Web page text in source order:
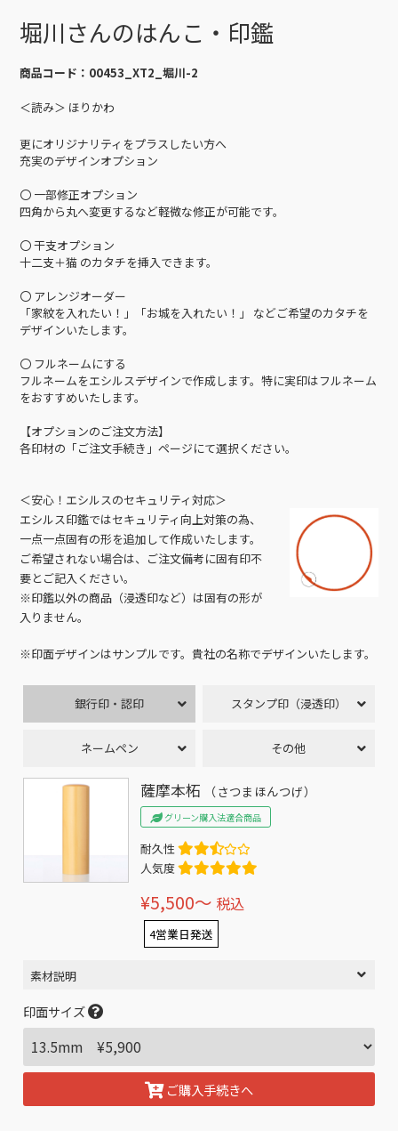
堀川さんのはんこ・印鑑
商品コード： 00453_XT2_堀川-2
＜読み＞ ほりかわ
更にオリジナリティをプラスしたい方へ
充実のデザインオプション
〇 一部修正オプション
四角から丸へ変更するなど軽微な修正が可能です。
〇 干支オプション
十二支＋猫 のカタチを挿入できます。
〇 アレンジオーダー
「家紋を入れたい！」「お城を入れたい！」 などご希望のカタチを
デザインいたします。
〇 フルネームにする
フルネームをエシルスデザインで作成します。特に実印はフルネーム
をおすすめいたします。
【オプションのご注文方法】
各印材の「ご注文手続き」ページにて選択ください。
＜安心！エシルスのセキュリティ対応＞
エシルス印鑑ではセキュリティ向上対策の為、
一点一点固有の形を追加して作成いたします。
ご希望されない場合は、ご注文備考に固有印不
要とご記入ください。
※印鑑以外の商品（浸透印など）は固有の形が
入りません。
※印面デザインはサンプルです。貴社の名称でデザインいたします。
銀行印・認印 スタンプ印（浸透印）
ネームペン その他
薩摩本柘 （さつまほんつげ）
グリーン購入法適合商品
耐久性
人気度
¥5,500〜 税込
4営業日発送
素材説明
印面サイズ
ご購入手続きへ